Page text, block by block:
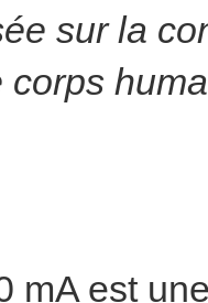
sur la
corps
mA est